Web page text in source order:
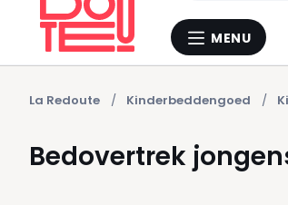
Menu
MENU
Laatst
La Redoute Kinderbeddengoed
Bedovertrek